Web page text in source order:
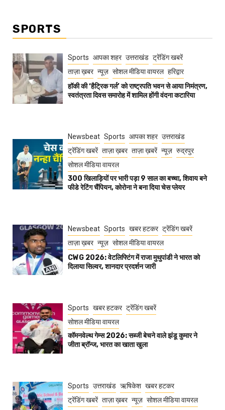
SPORTS
Sports आपका शहर उत्तराखंड ट्रेंडिंग खबरें
ताज़ा ख़बर न्यूज़ सोशल मीडिया वायरल हरिद्वार
हॉकी की ‘हैट्रिक गर्ल’ को राष्ट्रपति भवन से आया निमंत्रण,
स्वतंत्रता दिवस समारोह में शामिल होंगी वंदना कटारिया
Newsbeat Sports आपका शहर उत्तराखंड
ट्रेंडिंग खबरें ताज़ा ख़बर ताज़ा ख़बरें न्यूज़ रुद्रपुर
सोशल मीडिया वायरल
300 खिलाड़ियों पर भारी पड़ा 9 साल का बच्चा, शिवाय बने
फीडे रेटिंग चैंपियन, कोरोना ने बना दिया चेस प्लेयर
Newsbeat Sports खबर हटकर ट्रेंडिंग खबरें
ताज़ा ख़बर न्यूज़ सोशल मीडिया वायरल
CWG 2026: वेटलिफ्टिंग में राजा मुथुपांडी ने भारत को
दिलाया सिल्वर, शानदार प्रदर्शन जारी
Sports खबर हटकर ट्रेंडिंग खबरें
सोशल मीडिया वायरल
कॉमनवेल्थ गेम्स 2026: सब्जी बेचने वाले झंडू कुमार ने
जीता ब्रॉन्ज, भारत का खाता खुला
Sports उत्तराखंड ऋषिकेश खबर हटकर
ट्रेंडिंग खबरें ताज़ा ख़बर न्यूज़ सोशल मीडिया वायरल